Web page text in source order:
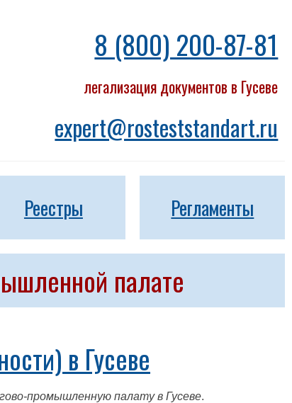
8 (800) 200-87-81
легализация документов в Гусеве
expert@rosteststandart.ru
Реестры Регламенты
палате
в Гусеве
промышленную палату в Гусеве.